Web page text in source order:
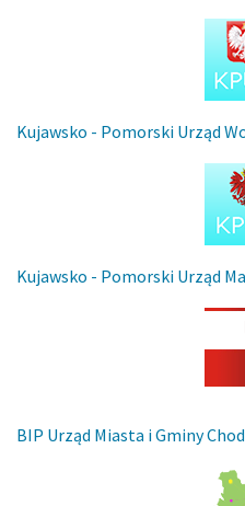
Kujawsko - Pomorski Urząd
Kujawsko - Pomorski Urząd
BIP Urząd Miasta i Gminy